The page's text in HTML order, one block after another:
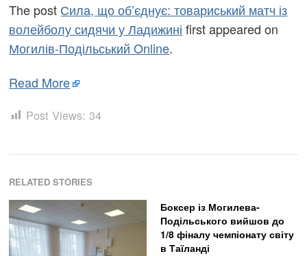
The post Сила, що об’єднує: товариський матч із
волейболу сидячи у Ладижині first appeared on
Могилів-Подільський Online.
Read More
Post Views: 34
RELATED STORIES
Боксер із Могилева-
Подільського вийшов до
1/8 фіналу чемпіонату світу
в Таїланді